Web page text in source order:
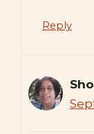
Reply